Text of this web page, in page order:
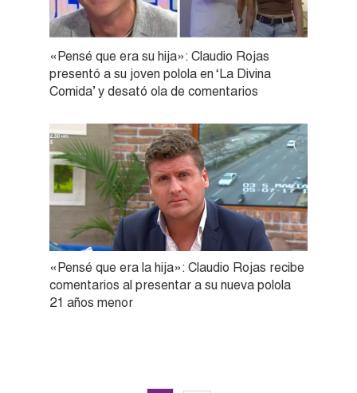
«Pensé que era su hija»: Claudio Rojas
presentó a su joven polola en ‘La Divina
Comida’ y desató ola de comentarios
«Pensé que era la hija»: Claudio Rojas recibe
comentarios al presentar a su nueva polola
21 años menor